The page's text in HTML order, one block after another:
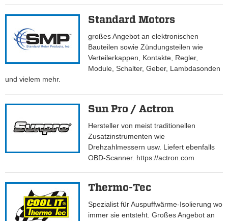
Standard Motors
großes Angebot an elektronischen
Bauteilen sowie Zündungsteilen wie
Verteilerkappen, Kontakte, Regler,
Module, Schalter, Geber, Lambdasonden
und vielem mehr.
Sun Pro / Actron
Hersteller von meist traditionellen
Zusatzinstrumenten wie
Drehzahlmessern usw. Liefert ebenfalls
OBD-Scanner. https://actron.com
Thermo-Tec
Spezialist für Auspuffwärme-Isolierung wo
immer sie entsteht. Großes Angebot an